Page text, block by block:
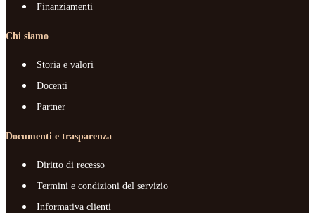
Finanziamenti
Chi siamo
Storia e valori
Docenti
Partner
Documenti e trasparenza
Diritto di recesso
Termini e condizioni del servizio
Informativa clienti